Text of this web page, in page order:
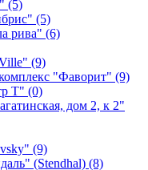
(5)
(5)
рива" (6)
(9)
"Фаворит" (9)
Т" (0)
дом 2, к 2"
(9)
(Stendhal) (8)